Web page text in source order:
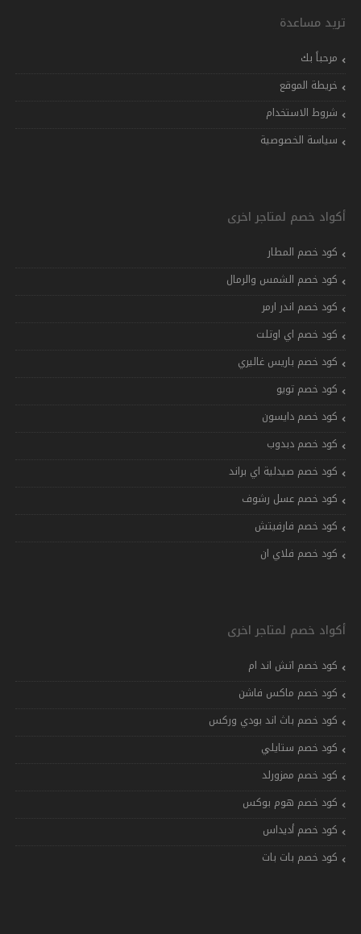
تريد مساعدة
مرحباً بك
خريطة الموقع
شروط الاستخدام
سياسة الخصوصية
أكواد خصم لمتاجر اخرى
كود خصم المطار
كود خصم الشمس والرمال
كود خصم اندر ارمر
كود خصم اي اوتلت
كود خصم باريس غاليري
كود خصم تويو
كود خصم دايسون
كود خصم دبدوب
كود خصم صيدلية اي براند
كود خصم عسل رشوف
كود خصم فارفيتش
كود خصم فلاي ان
أكواد خصم لمتاجر اخرى
كود خصم اتش اند ام
كود خصم ماكس فاشن
كود خصم باث اند بودي وركس
كود خصم ستايلي
كود خصم ممزورلد
كود خصم هوم بوكس
كود خصم أديداس
كود خصم بات بات